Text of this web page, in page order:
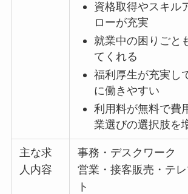
資格取得やスキル
ローが充実
就業中の困りごと
てくれる
福利厚生が充実し
に働きやすい
利用料が無料で費
業選びの選択肢を
主な求
人内容
事務・デスクワーク
営業・接客販売・テ
ト